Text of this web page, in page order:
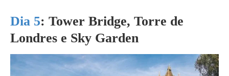
Dia 5: Tower Bridge, Torre de
Londres e Sky Garden